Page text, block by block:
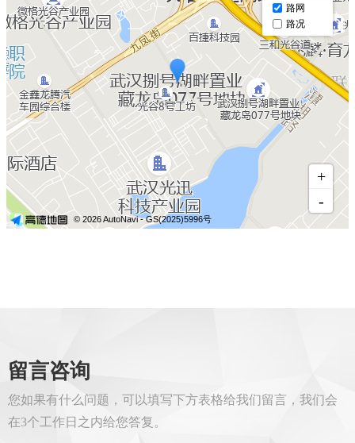
留言咨询
您如果有什么问题，可以填写下方表格给我们留言，我们会
在3个工作日之内给您答复。